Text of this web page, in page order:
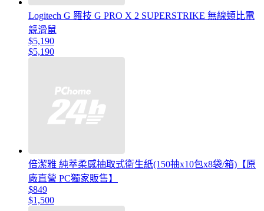
Logitech G 羅技 G PRO X 2 SUPERSTRIKE 無線類比電
競滑鼠
$5,190
$5,190
倍潔雅 純萃柔感抽取式衛生紙(150抽x10包x8袋/箱)【原
廠直營 PC獨家販售】
$849
$1,500